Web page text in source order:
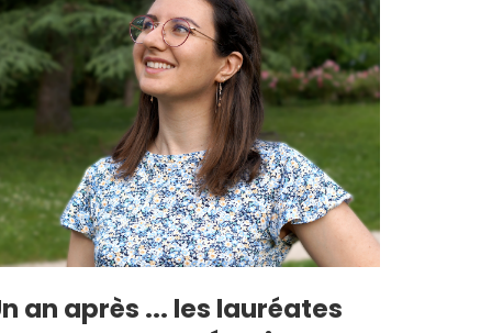
an après ... les lauréates